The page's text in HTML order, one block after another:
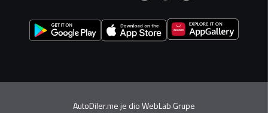
AutoDiler.me je dioWebLab Grupe